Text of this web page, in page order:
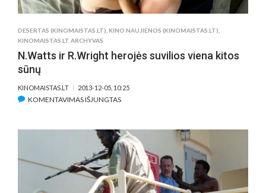
DESERTAS (KINOMAISTAS.LT) KINO NAUJIENOS (KINOMAISTAS.LT)
KINOMAISTAS.LT ARCHYVAS
N.Watts ir R.Wright herojės suvilios viena kitos
sūnų
KINOMAISTAS.LT 2013-12-05, 10:25
KOMENTAVIMAS IŠJUNGTASĮRAŠE
R.WRIGHT
HEROJĖS
SUVILIOS
VIENA
KITOS